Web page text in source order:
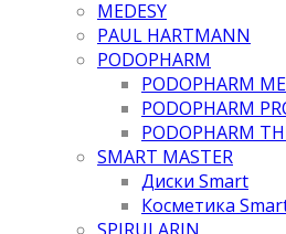
MEDESY
PAUL HARTMANN
PODOPHARM
PODOPHARM
PODOPHARM
PODOPHARM
SMART MASTER
Диски Smart
Косметика
SPIRULARIN